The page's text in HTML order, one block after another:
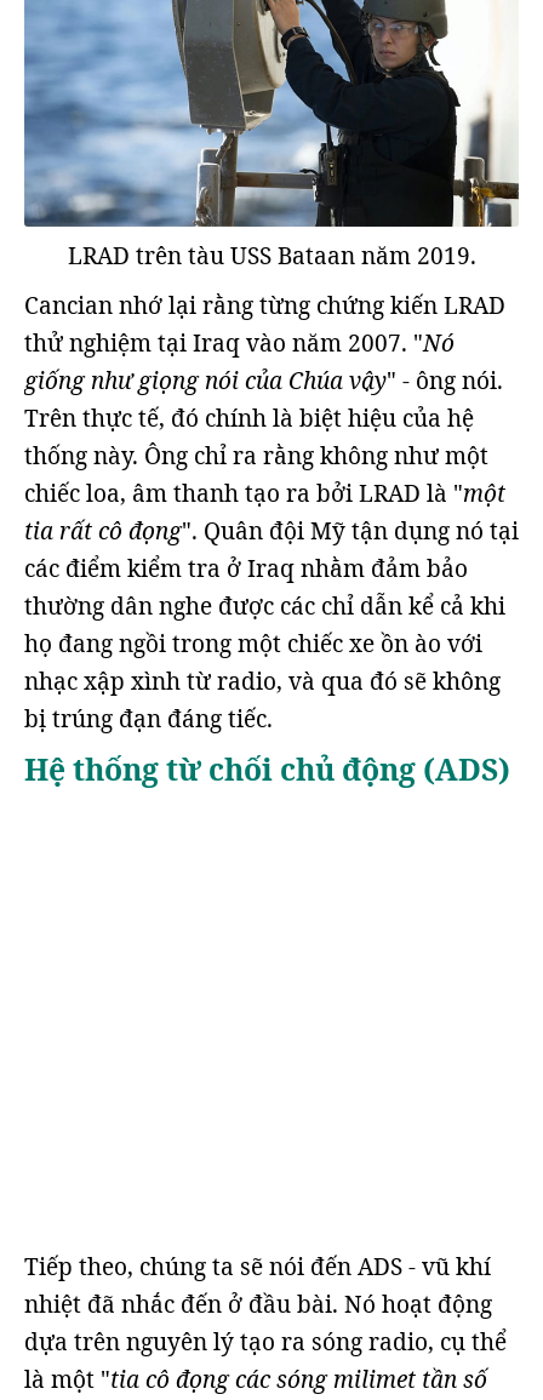
LRAD trên tàu USS Bataan năm 2019.
Cancian nhớ lại rằng từng chứng kiến LRAD
thử nghiệm tại Iraq vào năm 2007. "Nó
giống như giọng nói của Chúa vậy" - ông nói.
Trên thực tế, đó chính là biệt hiệu của hệ
thống này. Ông chỉ ra rằng không như một
chiếc loa, âm thanh tạo ra bởi LRAD là "một
tia rất cô đọng". Quân đội Mỹ tận dụng nó tại
các điểm kiểm tra ở Iraq nhằm đảm bảo
thường dân nghe được các chỉ dẫn kể cả khi
họ đang ngồi trong một chiếc xe ồn ào với
nhạc xập xình từ radio, và qua đó sẽ không
bị trúng đạn đáng tiếc.
Hệ thống từ chối chủ động (ADS)
Tiếp theo, chúng ta sẽ nói đến ADS - vũ khí
nhiệt đã nhắc đến ở đầu bài. Nó hoạt động
dựa trên nguyên lý tạo ra sóng radio, cụ thể
là một "tia cô đọng các sóng milimet tần số